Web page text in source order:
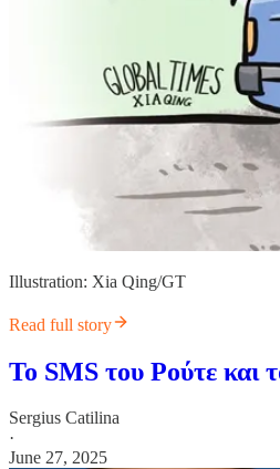
Illustration: Xia Qing/GT
Read full story
Το SMS του Ρούτε και
Sergius Catilina
·
June 27, 2025